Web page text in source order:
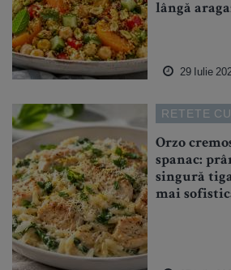
lângă
29 Iulie
RETETE
Orzo
spanac:
singură
mai